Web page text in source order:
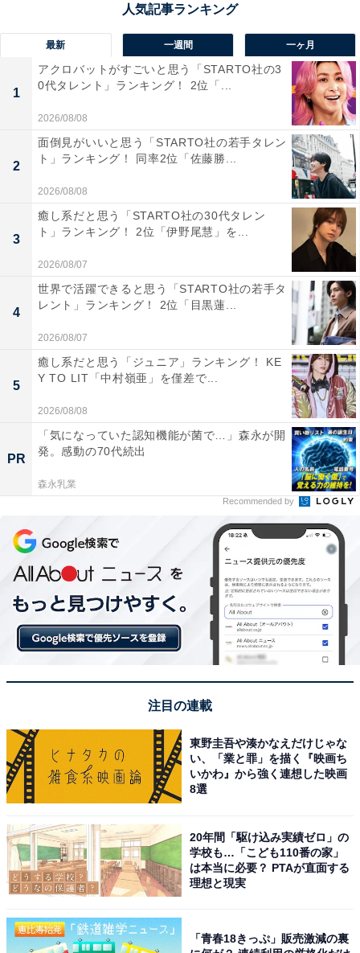
同率1位：バレーボール
A post shared by オリンピック(The Olympic Games) (@gorin)
1位には、同率で2つの競技がランクイン。まずはバレー
ボールです。
日本は男女ともに出場。合計12チームが3組に分かれて
出できます。今大会の女子は1勝2敗で予選ラウンド敗
退。男子は準々決勝まで進みましたが、惜しくもイタリ
アにセットカウント2-3で敗れてベスト8となりました。
回答者からは、「悔しい場面も嬉しい場面もあって夢中
で応援した」（40代女性／長野県）、「あと1点で勝て
るところを逆転されて敗退してしまったため」（30代男
性／静岡県）、「ネイションズリーグから応援してまし
た。特に男子バレーが強いと言っていたので楽しみに観
てました」（30代女性／神奈川県）、「男子バレーボー
ルのイタリア戦が特に印象に残っています。何度もマッ
最新 一週間 一ヶ月
1
アクロバットがすごいと思う「STARTO社の3
0代タレント」ランキング！ 2位「...
2026/08/08
2
面倒見がいいと思う「STARTO社の若手タレン
ト」ランキング！ 同率2位「佐藤勝...
2026/08/08
3
癒し系だと思う「STARTO社の30代タレン
ト」ランキング！ 2位「伊野尾慧」を...
2026/08/07
4
世界で活躍できると思う「STARTO社の若手タ
レント」ランキング！ 2位「目黒蓮...
2026/08/07
5
癒し系だと思う「ジュニア」ランキング！ KE
Y TO LIT「中村嶺亜」を僅差で...
2026/08/08
PR
「気になっていた認知機能が菌で…」森永が開
発。感動の70代続出
森永乳業
Recommended by
注目の連載
東野圭吾や湊かなえだけじゃな
い、「業と罪」を描く『映画ち
いかわ』から強く連想した映画
8選
20年間「駆け込み実績ゼロ」の
学校も…「こども110番の家」
は本当に必要？ PTAが直面する
理想と現実
「青春18きっぷ」販売激減の裏